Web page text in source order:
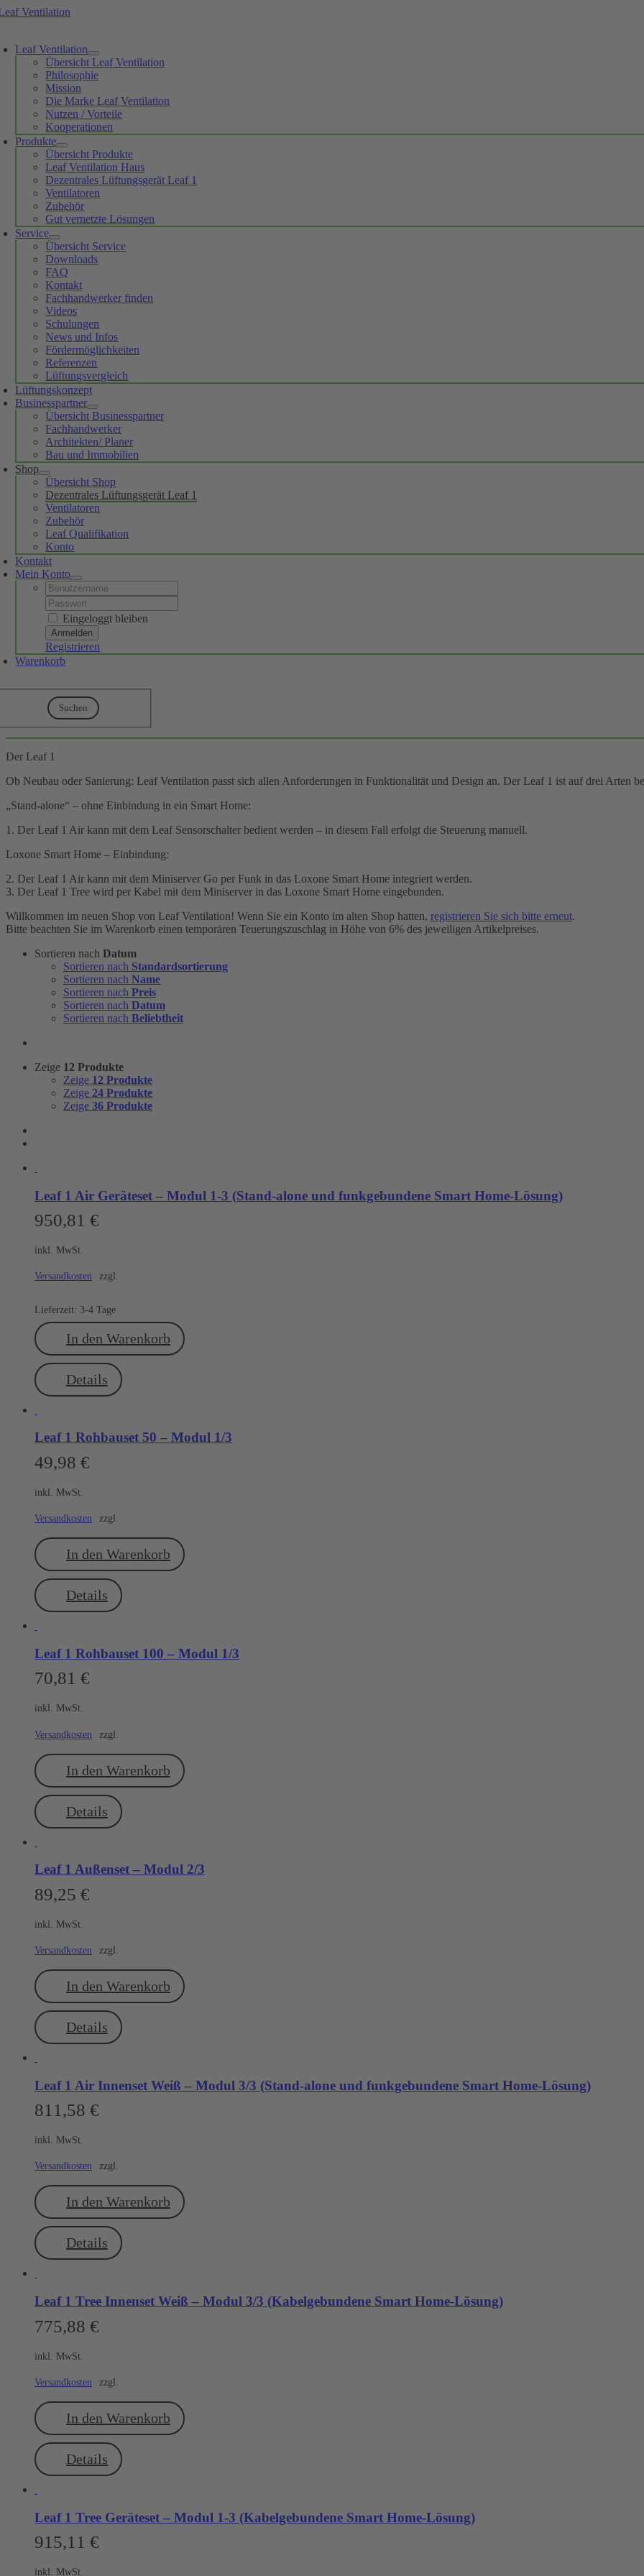
Skip
Leaf Ventilation
Übersicht Leaf Ventilation
Philosophie
Mission
Die Marke Leaf Ventilation
Nutzen / Vorteile
Kooperationen
Produkte
Übersicht Produkte
Leaf Ventilation Haus
Dezentrales Lüftungsgerät Leaf 1
Ventilatoren
Zubehör
Gut vernetzte Lösungen
Service
Übersicht Service
Downloads
FAQ
Kontakt
Fachhandwerker finden
Videos
Schulungen
News und Infos
Fördermöglichkeiten
Referenzen
Lüftungsvergleich
Lüftungskonzept
Businesspartner
Übersicht Businesspartner
Fachhandwerker
Architekten/ Planer
Bau und Immobilien
Shop
Übersicht Shop
Dezentrales Lüftungsgerät Leaf 1
Ventilatoren
Zubehör
Leaf Qualifikation
Konto
Kontakt
Mein Konto
Username:
Password:
Eingeloggt bleiben
Registrieren
Warenkorb
Suchen
Der Leaf 1
Ob Neubau oder Sanierung: Leaf Ventilation passt sich allen Anforderungen in Funktionalität und Design an. Der Leaf 1 ist auf drei Arten
„Stand-alone“ – ohne Einbindung in ein Smart Home:
1. Der Leaf 1 Air kann mit dem Leaf Sensorschalter bedient werden – in diesem Fall erfolgt die Steuerung manuell.
Loxone Smart Home – Einbindung:
2. Der Leaf 1 Air kann mit dem Miniserver Go per Funk in das Loxone Smart Home integriert werden.
3. Der Leaf 1 Tree wird per Kabel mit dem Miniserver in das Loxone Smart Home eingebunden.
Willkommen im neuen Shop von Leaf Ventilation! Wenn Sie ein Konto im alten Shop hatten, registrieren Sie sich bitte erneut.
Bitte beachten Sie im Warenkorb einen temporären Teuerungszuschlag in Höhe von 6% des jeweiligen Artikelpreises.
Sortieren nach Datum
Sortieren nach Standardsortierung
Sortieren nach Name
Sortieren nach Preis
Sortieren nach Datum
Sortieren nach Beliebtheit
Zeige 12 Produkte
Zeige 12 Produkte
Zeige 24 Produkte
Zeige 36 Produkte
Leaf 1 Air Geräteset – Modul 1-3 (Stand-alone und funkgebundene Smart Home-Lösung)
950,81 €
inkl. MwSt.
zzgl.
Versandkosten
Lieferzeit: 3-4 Tage
In den Warenkorb
Details
Leaf 1 Rohbauset 50 – Modul 1/3
49,98 €
inkl. MwSt.
zzgl.
Versandkosten
In den Warenkorb
Details
Leaf 1 Rohbauset 100 – Modul 1/3
70,81 €
inkl. MwSt.
zzgl.
Versandkosten
In den Warenkorb
Details
Leaf 1 Außenset – Modul 2/3
89,25 €
inkl. MwSt.
zzgl.
Versandkosten
In den Warenkorb
Details
Leaf 1 Air Innenset Weiß – Modul 3/3 (Stand-alone und funkgebundene Smart Home-Lösung)
811,58 €
inkl. MwSt.
zzgl.
Versandkosten
In den Warenkorb
Details
Leaf 1 Tree Innenset Weiß – Modul 3/3 (Kabelgebundene Smart Home-Lösung)
775,88 €
inkl. MwSt.
zzgl.
Versandkosten
In den Warenkorb
Details
Leaf 1 Tree Geräteset – Modul 1-3 (Kabelgebundene Smart Home-Lösung)
915,11 €
inkl. MwSt.